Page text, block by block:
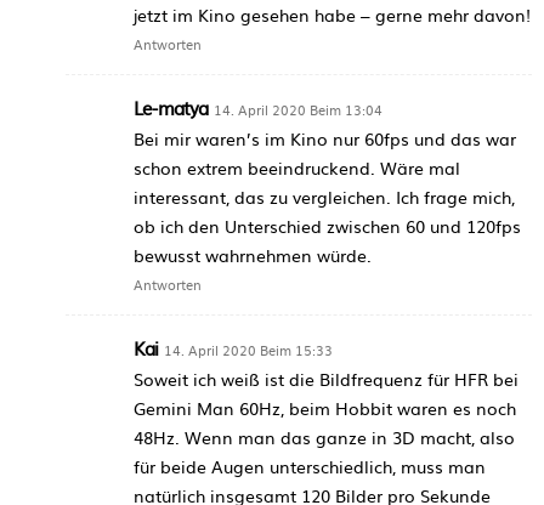
jetzt im Kino gesehen habe – gerne mehr davon!
Antworten
Le-matya 14. April 2020 Beim 13:04
Bei mir waren’s im Kino nur 60fps und das war
schon extrem beeindruckend. Wäre mal
interessant, das zu vergleichen. Ich frage mich,
ob ich den Unterschied zwischen 60 und 120fps
bewusst wahrnehmen würde.
Antworten
Kai 14. April 2020 Beim 15:33
Soweit ich weiß ist die Bildfrequenz für HFR bei
Gemini Man 60Hz, beim Hobbit waren es noch
48Hz. Wenn man das ganze in 3D macht, also
für beide Augen unterschiedlich, muss man
natürlich insgesamt 120 Bilder pro Sekunde